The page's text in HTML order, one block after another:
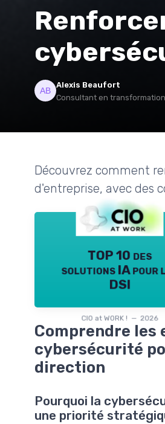
Alexis Beaufort
Consultant en
Découvrez comment
d'entreprise, avec des
TOP 10 des
solutions IA pour
DSI
CIO at WORK ! — 2026
Comprendre les
cybersécurité
direction
Pourquoi la
une priorité